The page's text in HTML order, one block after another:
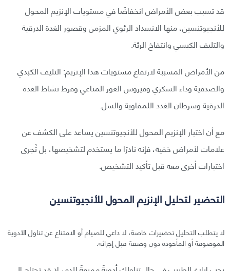
قد تسبب بعض الأمراض انخفاضًا في مستويات الإنزيم المحول
للأنجيوتنسين، منها الانسداد الرئوي المزمن وقصور الغدة الدرقية
والتليف الكيسي وانتفاخ الرئة.
من الأمراض المسببة لارتفاع مستويات هذا الإنزيم: التليف الكبدي
والصدفية وداء السكري وفيروس العوز المناعي وفرط نشاط الغدة
الدرقية وسرطان الغدد اللمفاوية والسل.
مع أن اختبار الإنزيم المحول للأنجيوتنسين يساعد على الكشف عن
علامات لأمراض خفية، فإنه نادرًا ما يستخدم لتشخيصها، بل تُجرى
اختبارات أخرى معه قبل تأكيد التشخيص.
التحضير لتحليل الإنزيم المحول للأنجيوتنسين
لا يتطلب التحليل تحضيرات خاصة، لا داعي للصيام أو الامتناع عن تناول الأدوية
الموصوفة أو المأخوذة دون وصفة قبل إجرائه.